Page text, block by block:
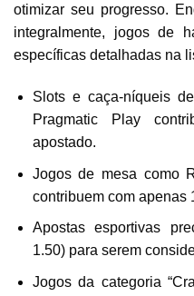
otimizar seu progresso.
integralmente, jogos de
específicas detalhadas na
Slots e caça-níqueis
Pragmatic Play
apostado.
Jogos de mesa como
contribuem com apenas
Apostas esportivas
1.50) para serem
Jogos da categoria